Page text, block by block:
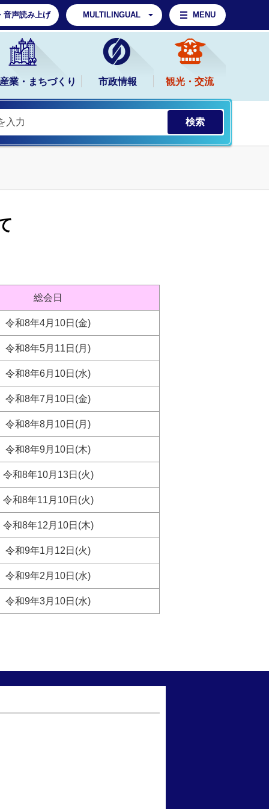
音声読み上げ MULTILINGUAL MENU
業・まちづくり 市政情報 観光・交流
総会日
令和8年4月10日(金)
令和8年5月11日(月)
令和8年6月10日(水)
令和8年7月10日(金)
令和8年8月10日(月)
令和8年9月10日(木)
令和8年10月13日(火)
令和8年11月10日(火)
令和8年12月10日(木)
令和9年1月12日(火)
令和9年2月10日(水)
令和9年3月10日(水)